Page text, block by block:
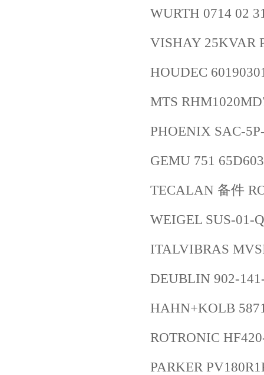
WURTH 0714 02
VISHAY 25KVAR
HOUDEC
MTS
PHOENIX SAC-
GEMU 751
TECALAN 备件
WEIGEL SUS-01-
ITALVIBRAS
DEUBLIN 902-
HAHN+KOLB
ROTRONIC
PARKER